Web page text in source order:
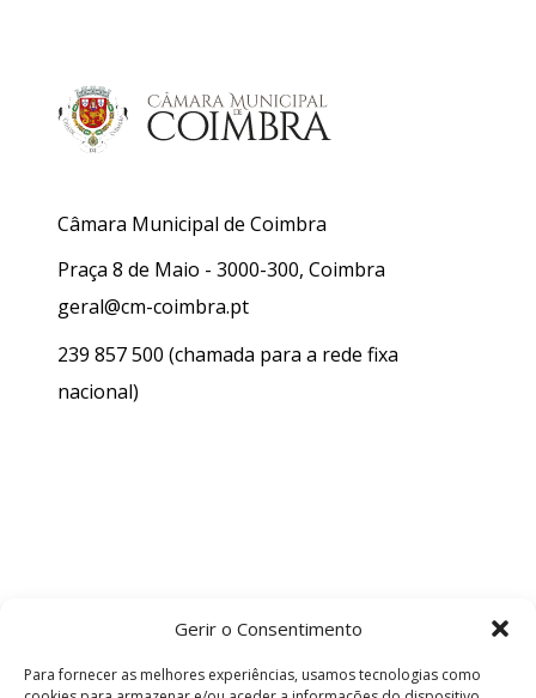
Gerir o Consentimento
Para fornecer as melhores experiências, usamos tecnologias como
Câmara Municipal de Coimbra
Praça 8 de Maio - 3000-300, Coimbra
geral@cm-coimbra.pt
239 857 500 (chamada para a rede fixa
nacional)